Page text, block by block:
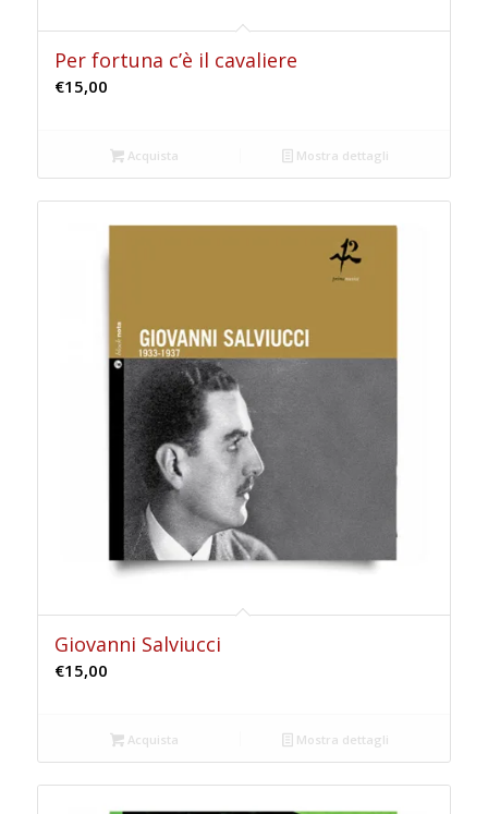
Per fortuna c’è il cavaliere
€15,00
Acquista Mostra dettagli
Giovanni Salviucci
€15,00
Acquista Mostra dettagli